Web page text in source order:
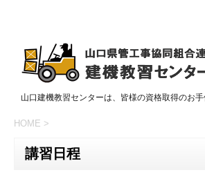
山口建機教習センターは、皆様の資格取得のお
HOME >
講習日程